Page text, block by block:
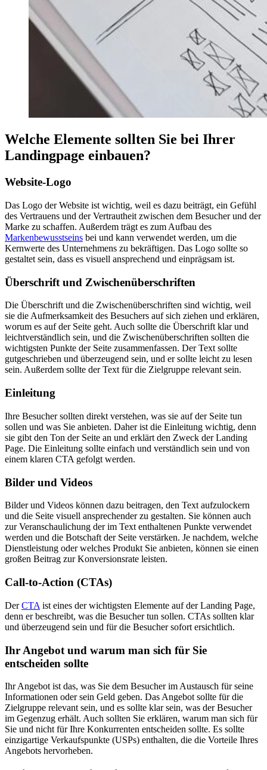
Welche Elemente sollten Sie bei Ihrer
Landingpage einbauen?
Website-Logo
Das Logo der Website ist wichtig, weil es dazu beiträgt, ein Gefühl
des Vertrauens und der Vertrautheit zwischen dem Besucher und der
Marke zu schaffen. Außerdem trägt es zum Aufbau des
Markenbewusstseins bei und kann verwendet werden, um die
Kernwerte des Unternehmens zu bekräftigen. Das Logo sollte so
gestaltet sein, dass es visuell ansprechend und einprägsam ist.
Überschrift und Zwischenüberschriften
Die Überschrift und die Zwischenüberschriften sind wichtig, weil
sie die Aufmerksamkeit des Besuchers auf sich ziehen und erklären,
worum es auf der Seite geht. Auch sollte die Überschrift klar und
leichtverständlich sein, und die Zwischenüberschriften sollten die
wichtigsten Punkte der Seite zusammenfassen. Der Text sollte
gutgeschrieben und überzeugend sein, und er sollte leicht zu lesen
sein. Außerdem sollte der Text für die Zielgruppe relevant sein.
Einleitung
Ihre Besucher sollten direkt verstehen, was sie auf der Seite tun
sollen und was Sie anbieten. Daher ist die Einleitung wichtig, denn
sie gibt den Ton der Seite an und erklärt den Zweck der Landing
Page. Die Einleitung sollte einfach und verständlich sein und von
einem klaren CTA gefolgt werden.
Bilder und Videos
Bilder und Videos können dazu beitragen, den Text aufzulockern
und die Seite visuell ansprechender zu gestalten. Sie können auch
zur Veranschaulichung der im Text enthaltenen Punkte verwendet
werden und die Botschaft der Seite verstärken. Je nachdem, welche
Dienstleistung oder welches Produkt Sie anbieten, können sie einen
großen Beitrag zur Konversionsrate leisten.
Call-to-Action (CTAs)
DerCTA ist eines der wichtigsten Elemente auf der Landing Page,
denn er beschreibt, was die Besucher tun sollen. CTAs sollten klar
und überzeugend sein und für die Besucher sofort ersichtlich.
Ihr Angebot und warum man sich für Sie
entscheiden sollte
Ihr Angebot ist das, was Sie dem Besucher im Austausch für seine
Informationen oder sein Geld geben. Das Angebot sollte für die
Zielgruppe relevant sein, und es sollte klar sein, was der Besucher
im Gegenzug erhält. Auch sollten Sie erklären, warum man sich für
Sie und nicht für Ihre Konkurrenten entscheiden sollte. Es sollte
einzigartige Verkaufspunkte (USPs) enthalten, die die Vorteile Ihres
Angebots hervorheben.